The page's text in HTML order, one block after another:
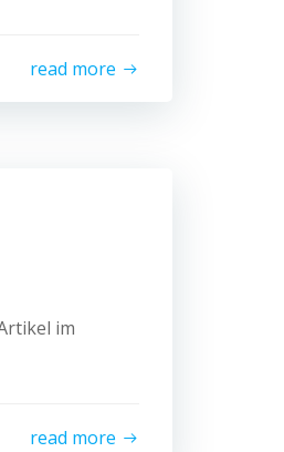
read more
im
read more